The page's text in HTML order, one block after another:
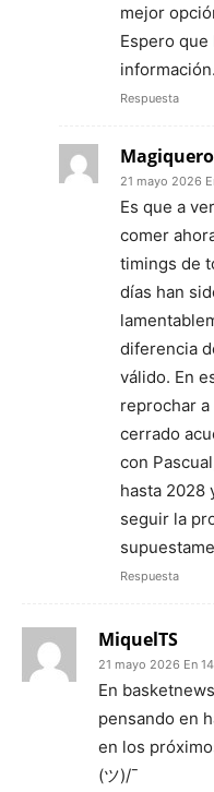
mejor
Espero
Respuesta
Magiquero
21 mayo 2026
Es que a
comer
timings de
días han
diferencia
válido. En
reprochar
cerrado
con
hasta 2028
seguir la
Respuesta
MiquelTS
21 mayo 2026 En
En
pensando en
en los
(ツ)/¯